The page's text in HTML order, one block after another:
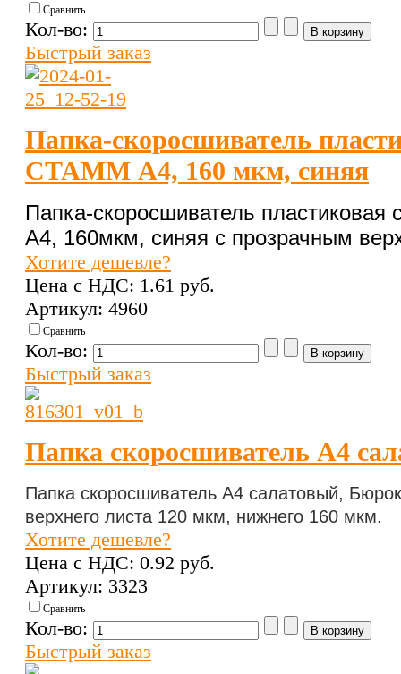
Сравнить
Кол-во:
Быстрый заказ
Папка-скоросшиватель
СТАММ А4, 160 мкм, синяя
Папка-скоросшиватель
А4, 160мкм, синяя с прозрачным
Хотите дешевле?
Цена с НДС: 1.61 pуб.
Артикул: 4960
Сравнить
Кол-во:
Быстрый заказ
Папка скоросшиватель А4
Папка скоросшиватель А4 салатовый,
верхнего листа 120 мкм, нижнего 160 мкм.
Хотите дешевле?
Цена с НДС: 0.92 pуб.
Артикул: 3323
Сравнить
Кол-во:
Быстрый заказ